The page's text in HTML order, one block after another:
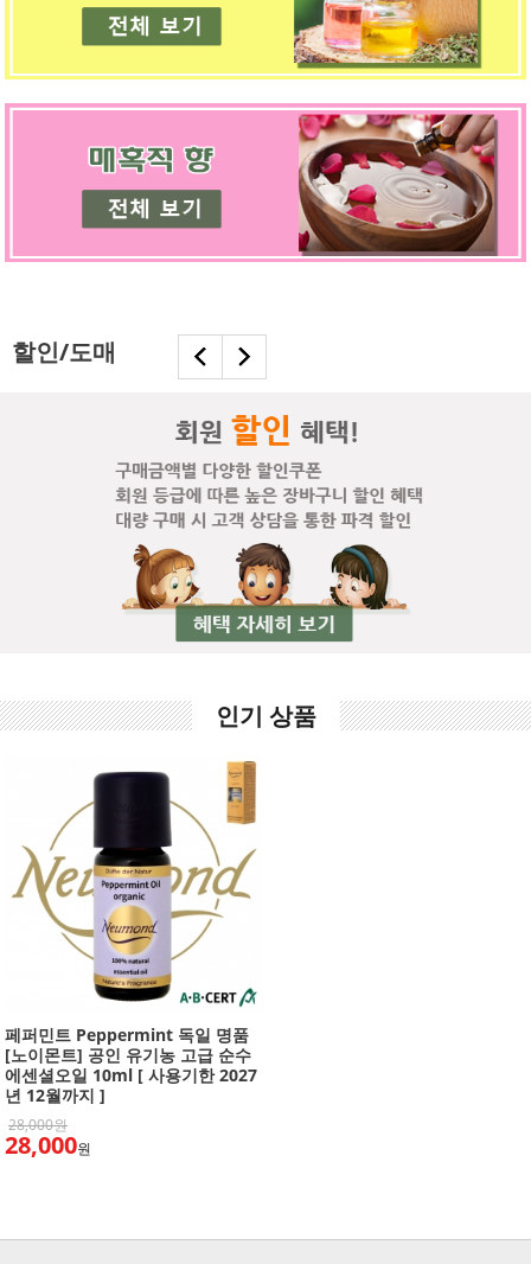
할인/도매
인기 상품
페퍼민트 Peppermint 독일 명품
[노이몬트] 공인 유기농 고급 순수
에센셜오일 10ml [ 사용기한 2027
년 12월까지 ]
28,000원
28,000원